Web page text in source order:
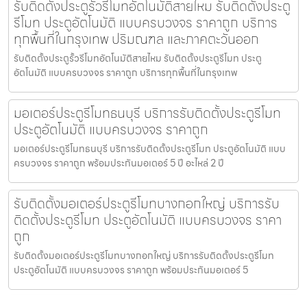
รับติดตั้งประตูรั้วรีโมทอัตโนมัติสายไหม รับติดตั้งประตู
รีโมท ประตูอัตโนมัติ แบบครบวงจร ราคาถูก บริการ
ทุกพื้นที่ในกรุงเทพ ปริมณฑล และภาคตะวันออก
รับติดตั้งประตูรั้วรีโมทอัตโนมัติสายไหม รับติดตั้งประตูรีโมท ประตู
อัตโนมัติ แบบครบวงจร ราคาถูก บริการทุกพื้นที่ในกรุงเทพ
มอเตอร์ประตูรีโมทธนบุรี บริการรับติดตั้งประตูรีโมท
ประตูอัตโนมัติ แบบครบวงจร ราคาถูก
มอเตอร์ประตูรีโมทธนบุรี บริการรับติดตั้งประตูรีโมท ประตูอัตโนมัติ แบบ
ครบวงจร ราคาถูก พร้อมประกันมอเตอร์ 5 ปี อะไหล่ 2 ปี
รับติดตั้งมอเตอร์ประตูรีโมทบางกอกใหญ่ บริการรับ
ติดตั้งประตูรีโมท ประตูอัตโนมัติ แบบครบวงจร ราคา
ถูก
รับติดตั้งมอเตอร์ประตูรีโมทบางกอกใหญ่ บริการรับติดตั้งประตูรีโมท
ประตูอัตโนมัติ แบบครบวงจร ราคาถูก พร้อมประกันมอเตอร์ 5